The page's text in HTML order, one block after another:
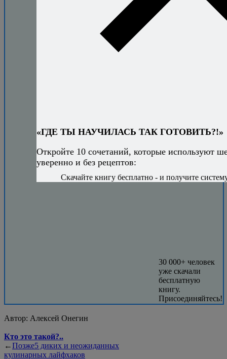
30 000+ человек
уже скачали
бесплатную
книгу.
Присоединяйтесь!
Автор: Алексей Онегин
Кто это такой?..
←Позже5 диких и неожиданных
кулинарных лайфхаков
«ГДЕ ТЫ НАУЧИЛАСЬ ТАК ГОТОВИТЬ?!»
Откройте 10 сочетаний, которые используют
уверенно и без рецептов:
Скачайте книгу бесплатно - и получите